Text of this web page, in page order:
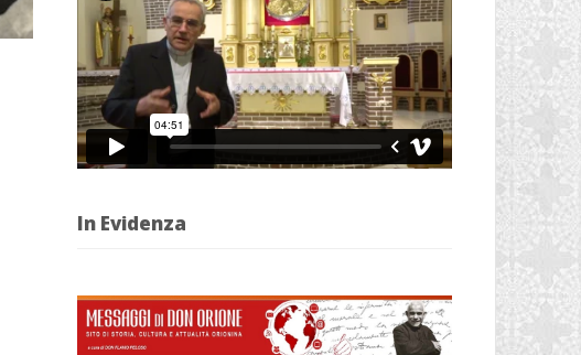
In Evidenza